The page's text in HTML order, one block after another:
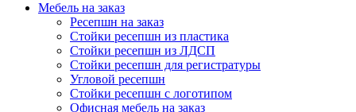
Мебель на заказ
Ресепшн на заказ
Стойки ресепшн из пластика
Стойки ресепшн из ЛДСП
Стойки ресепшн для регистратуры
Угловой ресепшн
Стойки ресепшн с логотипом
Офисная мебель на заказ